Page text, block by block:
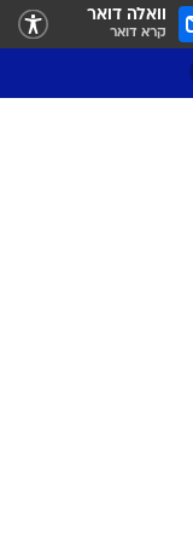
וואלה דואר
קרא דואר